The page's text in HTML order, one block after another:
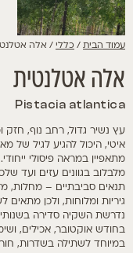
עמוד הבית/כללי/ אלה
אלה אטלנטית
Pistacia atlantica
עץ נשיר גדול, רחב נוף, חזק
איטי, היכול להגיע לגיל של
מתאפיין
במראה פיסולי ייחודי.
מלבלוב בגוונים עזים ועד
תנאים סביבתיים – מחלות,
גיריות ומלוחות, ולכן מתאים
נדרשת השקיה סדירה בשנותיו
בחודש אוקטובר, אכילים,
במיוחד לשתילה בשדרות,